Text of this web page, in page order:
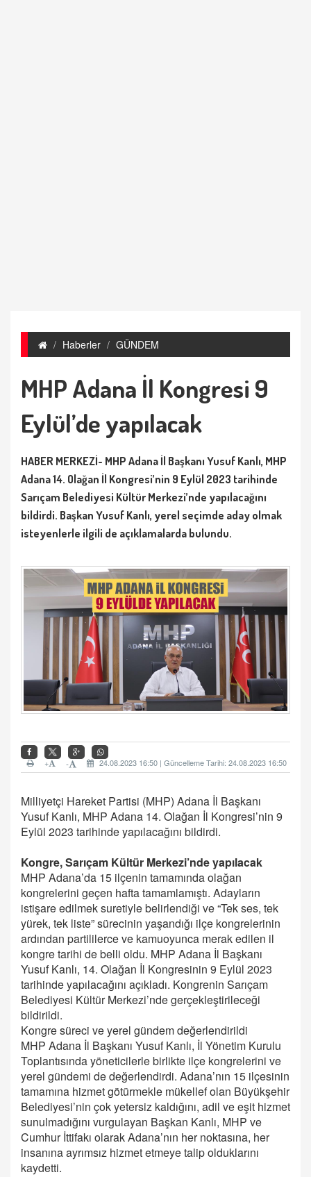
Haberler GÜNDEM
MHP Adana İl Kongresi 9
Eylül’de yapılacak
HABER MERKEZİ- MHP Adana İl Başkanı Yusuf Kanlı, MHP
Adana 14. Olağan İl Kongresi’nin 9 Eylül 2023 tarihinde
Sarıçam Belediyesi Kültür Merkezi’nde yapılacağını
bildirdi. Başkan Yusuf Kanlı, yerel seçimde aday olmak
isteyenlerle ilgili de açıklamalarda bulundu.
24.08.2023 16:50 | Güncelleme Tarihi: 24.08.2023 16:50
-
+
Milliyetçi Hareket Partisi (MHP) Adana İl Başkanı
Yusuf Kanlı, MHP Adana 14. Olağan İl Kongresi’nin 9
Eylül 2023 tarihinde yapılacağını bildirdi.
Kongre, Sarıçam Kültür Merkezi’nde yapılacak
MHP Adana’da 15 ilçenin tamamında olağan
kongrelerini geçen hafta tamamlamıştı. Adayların
istişare edilmek suretiyle belirlendiği ve “Tek ses, tek
yürek, tek liste” sürecinin yaşandığı ilçe kongrelerinin
ardından partililerce ve kamuoyunca merak edilen il
kongre tarihi de belli oldu. MHP Adana İl Başkanı
Yusuf Kanlı, 14. Olağan İl Kongresinin 9 Eylül 2023
tarihinde yapılacağını açıkladı. Kongrenin Sarıçam
Belediyesi Kültür Merkezi’nde gerçekleştirileceği
bildirildi.
Kongre süreci ve yerel gündem değerlendirildi
MHP Adana İl Başkanı Yusuf Kanlı, İl Yönetim Kurulu
Toplantısında yöneticilerle birlikte ilçe kongrelerini ve
yerel gündemi de değerlendirdi. Adana’nın 15 ilçesinin
tamamına hizmet götürmekle mükellef olan Büyükşehir
Belediyesi’nin çok yetersiz kaldığını, adil ve eşit hizmet
sunulmadığını vurgulayan Başkan Kanlı, MHP ve
Cumhur İttifakı olarak Adana’nın her noktasına, her
insanına ayrımsız hizmet etmeye talip olduklarını
kaydetti.